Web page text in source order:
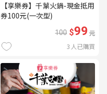
【享樂券】千葉火鍋-現金抵用
券100元(一次型)
100 $99元
3 人已購買